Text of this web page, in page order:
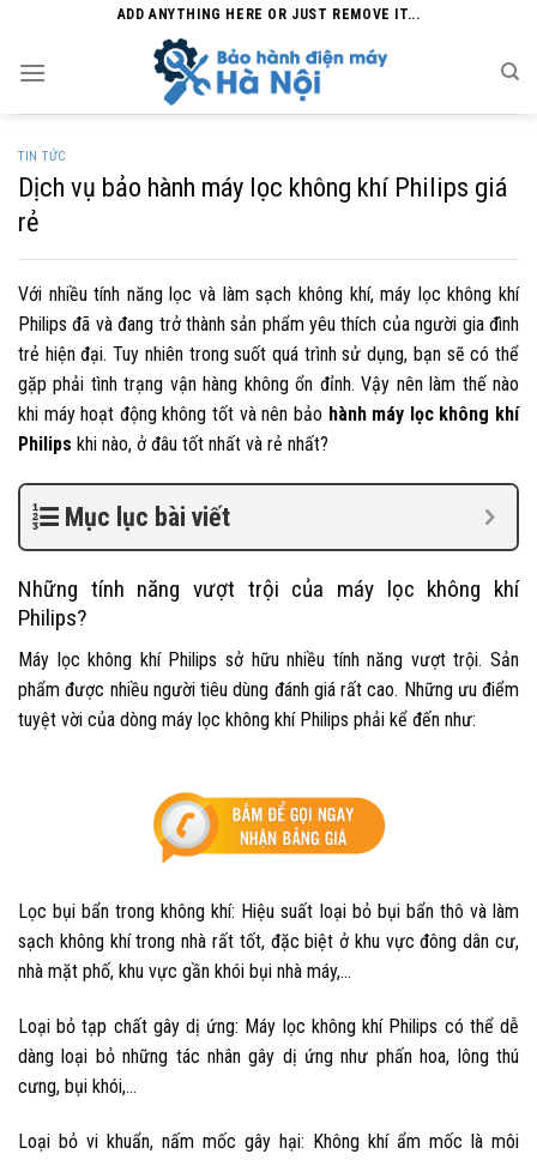
content
ADD ANYTHING HERE OR JUST REMOVE IT...
TIN TỨC
Dịch vụ bảo hành máy lọc không khí Philips giá
rẻ
Với nhiều tính năng lọc và làm sạch không khí, máy lọc không khí
Philips đã và đang trở thành sản phẩm yêu thích của người gia đình
trẻ hiện đại. Tuy nhiên trong suốt quá trình sử dụng, bạn sẽ có thể
gặp phải tình trạng vận hàng không ổn đỉnh. Vậy nên làm thế nào
khi máy hoạt động không tốt và nên bảo hành máy lọc không khí
Philips khi nào, ở đâu tốt nhất và rẻ nhất?
Mục lục bài viết
Những tính năng vượt trội của máy lọc không khí
Philips?
Máy lọc không khí Philips sở hữu nhiều tính năng vượt trội. Sản
phẩm được nhiều người tiêu dùng đánh giá rất cao. Những ưu điểm
tuyệt vời của dòng máy lọc không khí Philips phải kể đến như:
Lọc bụi bẩn trong không khí: Hiệu suất loại bỏ bụi bẩn thô và làm
sạch không khí trong nhà rất tốt, đặc biệt ở khu vực đông dân cư,
nhà mặt phố, khu vực gần khói bụi nhà máy,…
Loại bỏ tạp chất gây dị ứng: Máy lọc không khí Philips có thể dễ
dàng loại bỏ những tác nhân gây dị ứng như phấn hoa, lông thú
cưng, bụi khói,…
Loại bỏ vi khuẩn, nấm mốc gây hại: Không khí ẩm mốc là môi